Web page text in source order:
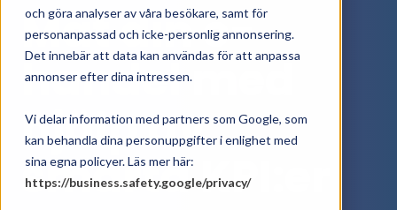
och göra analyser av våra besökare, samt för
personanpassad och icke-personlig annonsering.
Det innebär att data kan användas för att anpassa
annonser efter dina intressen.
Vi delar information med partners som Google, som
kan behandla dina personuppgifter i enlighet med
sina egna policyer. Läs mer här:
https://business.safety.google/privacy/
Mät din e-
handel med
hjälp av
smarta KPI:er